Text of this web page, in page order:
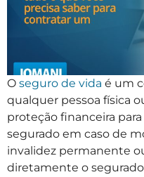
O seguro de vida é um
qualquer pessoa física
proteção financeira
segurado em caso de
invalidez permanente
diretamente o